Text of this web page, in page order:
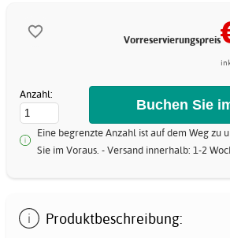
Vorreservierungspreis
Anzahl:
Eine begrenzte Anzahl ist auf dem Weg zu
Sie im Voraus. - Versand innerhalb: 1-2
Produktbeschreibung: